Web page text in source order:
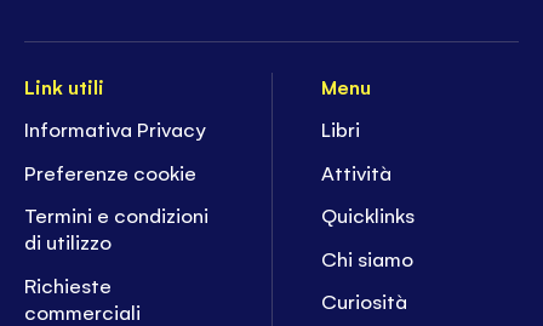
Link utili
Informativa Privacy
Preferenze cookie
Termini e condizioni
di utilizzo
Richieste
commerciali
Menu
Libri
Attività
Quicklinks
Chi siamo
Curiosità